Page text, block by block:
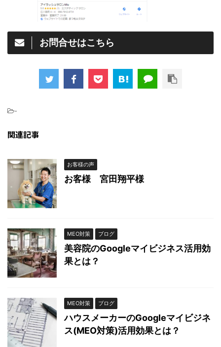
お問合せはこちら
-
関連記事
お客様の声
お客様 宮田翔平様
MEO対策 ブログ
美容院のGoogleマイビジネス活用効
果とは？
MEO対策 ブログ
ハウスメーカーのGoogleマイビジネ
ス(MEO対策)活用効果とは？